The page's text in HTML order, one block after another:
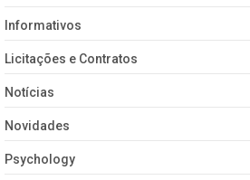
Informativos
Licitações e Contratos
Notícias
Novidades
Psychology